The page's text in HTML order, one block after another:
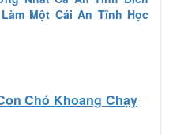
Một Cái An Tĩnh Học
Chó Khoang Chạy